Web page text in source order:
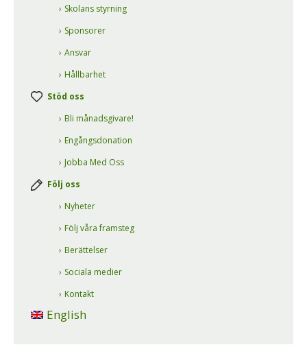
Skolans styrning
Sponsorer
Ansvar
Hållbarhet
Stöd oss
Bli månadsgivare!
Engångsdonation
Jobba Med Oss
Följ oss
Nyheter
Följ våra framsteg
Berättelser
Sociala medier
Kontakt
English